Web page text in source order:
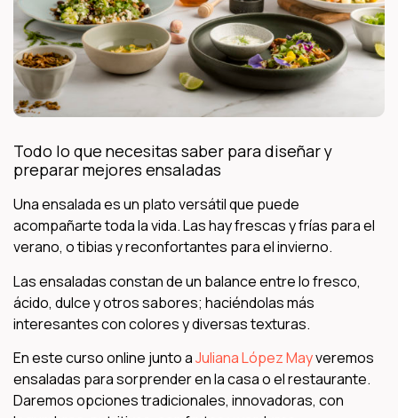
Todo lo que necesitas saber para diseñar y
preparar mejores ensaladas
Una ensalada es un plato versátil que puede
acompañarte toda la vida. Las hay frescas y frías para el
verano, o tibias y reconfortantes para el invierno.
Las ensaladas constan de un balance entre lo fresco,
ácido, dulce y otros sabores; haciéndolas más
interesantes con colores y diversas texturas.
En este curso online junto aJuliana López Mayveremos
ensaladas para sorprender en la casa o el restaurante.
Daremos opciones tradicionales, innovadoras, con